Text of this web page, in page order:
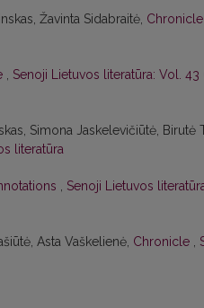
Žavinta Sidabraitė, Chronicle
, Senoji Lietuvos literatūra: Vol. 43
Simona Jaskelevičiūtė, Birutė
literatūra
, Senoji Lietuvos
Asta Vaškelienė, Chronicle ,